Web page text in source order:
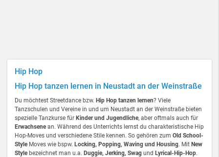
Hip Hop
Hip Hop tanzen lernen in Neustadt an der Weinstraße
Du möchtest Streetdance bzw. Hip Hop tanzen lernen? Viele
Tanzschulen und Vereine in und um Neustadt an der Weinstraße bieten
spezielle Tanzkurse für Kinder und Jugendliche, aber oftmals auch für
Erwachsenean. Während des Unterrichts lernst du charakteristische Hip
Hop-Moves und verschiedene Stile kennen. So gehören zum Old School-
StyleMoves wie bspw. Locking, Popping, Waving und Housing. Mit New
Stylebezeichnet man u.a. Duggie, Jerking, Swag und Lyrical-Hip-Hop.